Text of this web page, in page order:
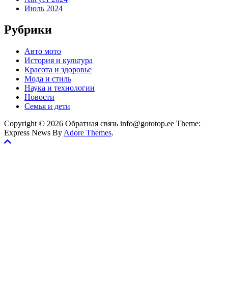
Июль 2024
Рубрики
Авто мото
История и культура
Красота и здоровье
Мода и стиль
Наука и технологии
Новости
Семья и дети
Copyright © 2026 Обратная связь info@gototop.ee Theme:
Express News By Adore Themes.